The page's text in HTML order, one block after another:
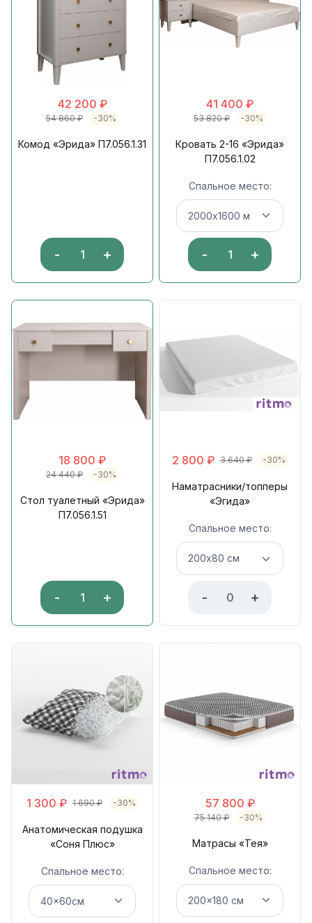
42 200 ₽
54 860₽ -30%
Комод «Эрида» П7.056.1.31
- +
41 400 ₽
53 820₽ -30%
Кровать 2-16 «Эрида»
П7.056.1.02
Спальное место:
- +
18 800 ₽
24 440₽ -30%
Стол туалетный «Эрида»
П7.056.1.51
- +
2 800 ₽ 3 640₽ -30%
Наматрасники/топперы
«Эгида»
Спальное место:
- +
1 300 ₽ 1 690₽ -30%
Анатомическая подушка
«Соня Плюс»
Спальное место:
57 800 ₽
75 140₽ -30%
Матрасы «Тея»
Спальное место: